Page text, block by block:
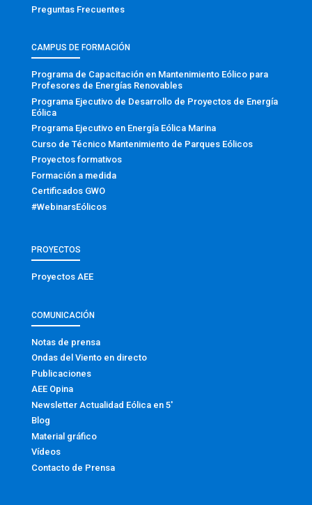
Preguntas Frecuentes
CAMPUS DE FORMACIÓN
Programa de Capacitación en Mantenimiento Eólico para
Profesores de Energías Renovables
Programa Ejecutivo de Desarrollo de Proyectos de Energía
Eólica
Programa Ejecutivo en Energía Eólica Marina
Curso de Técnico Mantenimiento de Parques Eólicos
Proyectos formativos
Formación a medida
Certificados GWO
#WebinarsEólicos
PROYECTOS
Proyectos AEE
COMUNICACIÓN
Notas de prensa
Ondas del Viento en directo
Publicaciones
AEE Opina
Newsletter Actualidad Eólica en 5′
Blog
Material gráfico
Vídeos
Contacto de Prensa